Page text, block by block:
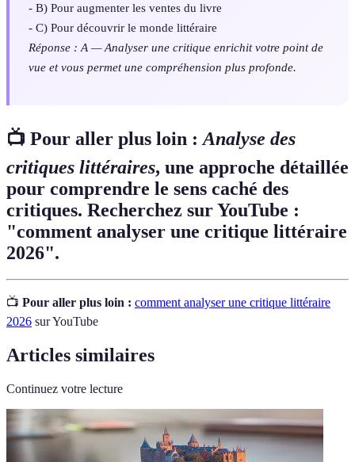
- B) Pour augmenter les ventes du livre
- C) Pour découvrir le monde littéraire
Réponse : A — Analyser une critique enrichit votre point de
vue et vous permet une compréhension plus profonde.
📺 Pour aller plus loin : Analyse des
critiques littéraires, une approche détaillée
pour comprendre le sens caché des
critiques. Recherchez sur YouTube :
"comment analyser une critique littéraire
2026".
📺 Pour aller plus loin : comment analyser une critique littéraire
2026 sur YouTube
Articles similaires
Continuez votre lecture